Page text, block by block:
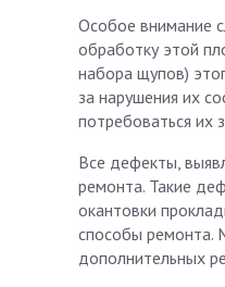
Особое внимание
обработку этой
набора щупов)
за нарушения их
потребоваться их
Все дефекты,
ремонта. Такие
окантовки
способы ремонта.
дополнительных